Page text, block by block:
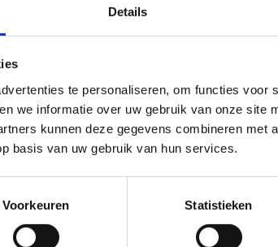
Details
te personaliseren, om functies voor
we informatie over uw gebruik van onze site
kunnen deze gegevens combineren met
basis van uw gebruik van hun services.
Voorkeuren Statistieken